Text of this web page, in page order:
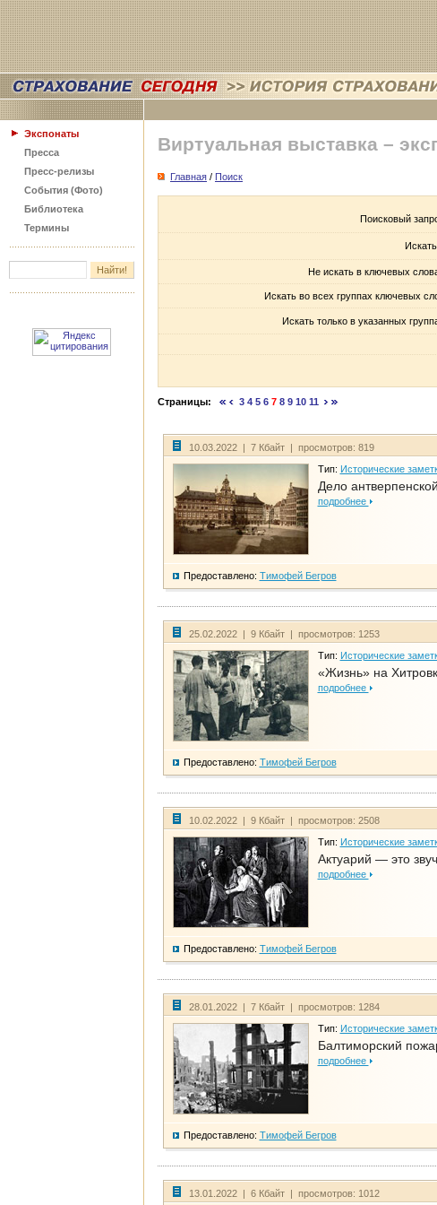
Экспонаты
Пресса
Пресс-релизы
События (Фото)
Библиотека
Термины
Виртуальная выставка –
Главная / Поиск
Поисковый
Не искать в ключевых
Искать во всех группах ключевых
Искать только в указанных
Страницы: 3 4 5 6 7 8 9 10 11
10.03.2022 | 7 Кбайт | просмотров: 819
Тип: Исторические
Дело
подробнее
Предоставлено: Тимофей Бегров
25.02.2022 | 9 Кбайт | просмотров: 1253
Тип: Исторические
«Жизнь» на
подробнее
Предоставлено: Тимофей Бегров
10.02.2022 | 9 Кбайт | просмотров: 2508
Тип: Исторические
Актуарий — это
подробнее
Предоставлено: Тимофей Бегров
28.01.2022 | 7 Кбайт | просмотров: 1284
Тип: Исторические
Балтиморский
подробнее
Предоставлено: Тимофей Бегров
13.01.2022 | 6 Кбайт | просмотров: 1012